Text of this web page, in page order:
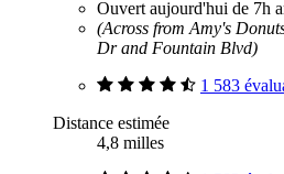
Ouvert aujourd'hui de 7h
(Across from Amy's
Dr and Fountain Blvd)
1 583
Distance estimée
4,8 milles